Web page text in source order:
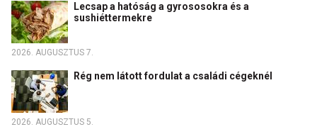
Lecsap a hatóság a gyrososokra és a
sushiéttermekre
2026. AUGUSZTUS 7.
Rég nem látott fordulat a családi cégeknél
2026. AUGUSZTUS 5.